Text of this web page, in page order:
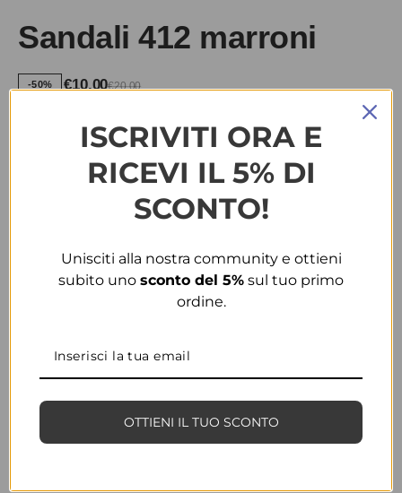
Sandali 412 marroni
-50% €20.00
€10.00
38 39 40 41
MARRONE
DESCRIZIONE
ISCRIVITI ORA E
RICEVI IL 5% DI
SCONTO!
Unisciti alla nostra community e ottieni
subito uno sconto del 5% sul tuo primo
ordine.
OTTIENI IL TUO SCONTO